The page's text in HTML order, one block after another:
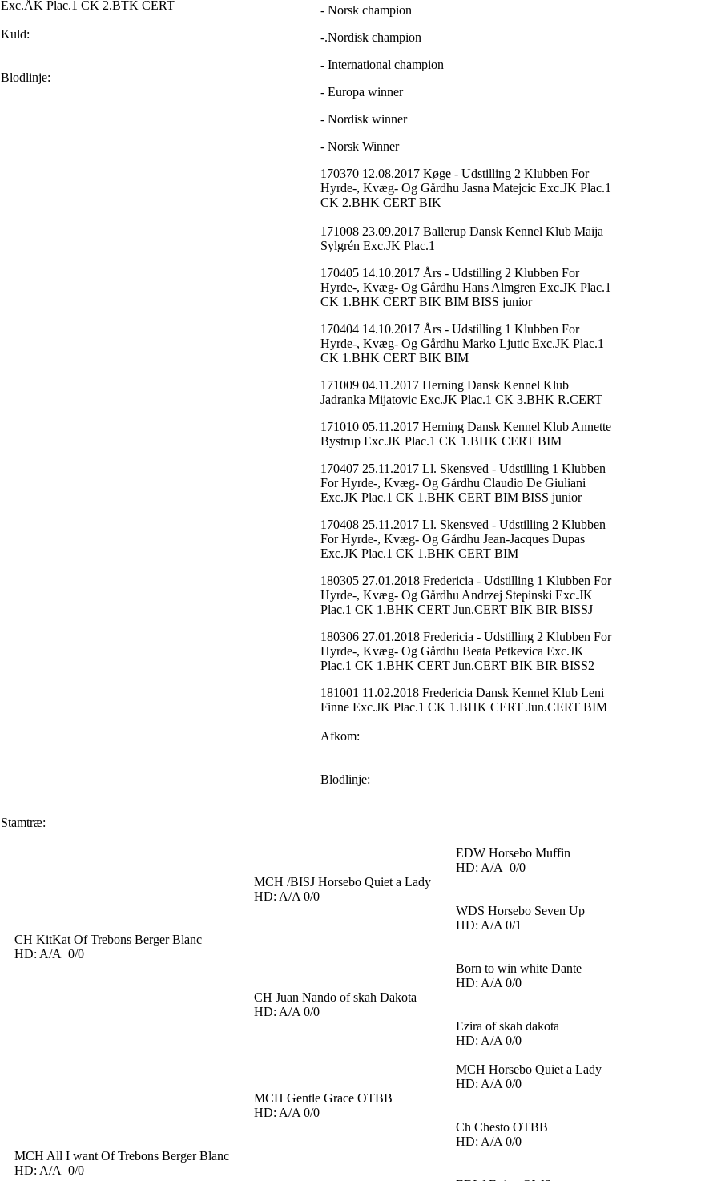
Exc.ÅK Plac.1 CK 2.BTK CERT
Kuld:
Blodlinje:
- Norsk champion
-.Nordisk champion
- International champion
- Europa winner
- Nordisk winner
- Norsk Winner
170370 12.08.2017 Køge - Udstilling 2 Klubben For
Hyrde-, Kvæg- Og Gårdhu Jasna Matejcic Exc.JK Plac.1
CK 2.BHK CERT BIK
171008 23.09.2017 Ballerup Dansk Kennel Klub Maija
Sylgrén Exc.JK Plac.1
170405 14.10.2017 Års - Udstilling 2 Klubben For
Hyrde-, Kvæg- Og Gårdhu Hans Almgren Exc.JK Plac.1
CK 1.BHK CERT BIK BIM BISS junior
170404 14.10.2017 Års - Udstilling 1 Klubben For
Hyrde-, Kvæg- Og Gårdhu Marko Ljutic Exc.JK Plac.1
CK 1.BHK CERT BIK BIM
171009 04.11.2017 Herning Dansk Kennel Klub
Jadranka Mijatovic Exc.JK Plac.1 CK 3.BHK R.CERT
171010 05.11.2017 Herning Dansk Kennel Klub Annette
Bystrup Exc.JK Plac.1 CK 1.BHK CERT BIM
170407 25.11.2017 Ll. Skensved - Udstilling 1 Klubben
For Hyrde-, Kvæg- Og Gårdhu Claudio De Giuliani
Exc.JK Plac.1 CK 1.BHK CERT BIM BISS junior
170408 25.11.2017 Ll. Skensved - Udstilling 2 Klubben
For Hyrde-, Kvæg- Og Gårdhu Jean-Jacques Dupas
Exc.JK Plac.1 CK 1.BHK CERT BIM
180305 27.01.2018 Fredericia - Udstilling 1 Klubben For
Hyrde-, Kvæg- Og Gårdhu Andrzej Stepinski Exc.JK
Plac.1 CK 1.BHK CERT Jun.CERT BIK BIR BISSJ
180306 27.01.2018 Fredericia - Udstilling 2 Klubben For
Hyrde-, Kvæg- Og Gårdhu Beata Petkevica Exc.JK
Plac.1 CK 1.BHK CERT Jun.CERT BIK BIR BISS2
181001 11.02.2018 Fredericia Dansk Kennel Klub Leni
Finne Exc.JK Plac.1 CK 1.BHK CERT Jun.CERT BIM
Afkom:
Blodlinje:
Stamtræ:
EDW Horsebo Muffin
HD: A/A 0/0
MCH /BISJ Horsebo Quiet a Lady
HD: A/A 0/0
WDS Horsebo Seven Up
HD: A/A 0/1
CH KitKat Of Trebons Berger Blanc
HD: A/A 0/0
Born to win white Dante
HD: A/A 0/0
CH Juan Nando of skah Dakota
HD: A/A 0/0
Ezira of skah dakota
HD: A/A 0/0
MCH Horsebo Quiet a Lady
HD: A/A 0/0
MCH Gentle Grace OTBB
HD: A/A 0/0
Ch Chesto OTBB
HD: A/A 0/0
MCH All I want Of Trebons Berger Blanc
HD: A/A 0/0